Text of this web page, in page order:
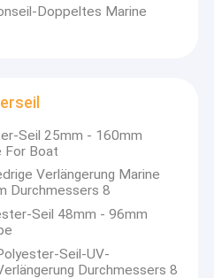
Doppeltes Marine
Seil 25mm - 160mm
For Boat
Verlängerung Marine
Durchmessers 8
Seil 48mm - 96mm
Seil-UV-
Durchmessers 8